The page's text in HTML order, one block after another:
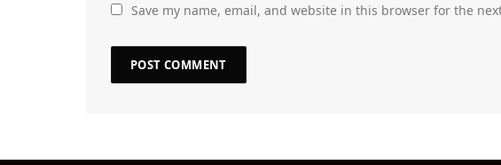
Save my name, email, and website in this browser for the